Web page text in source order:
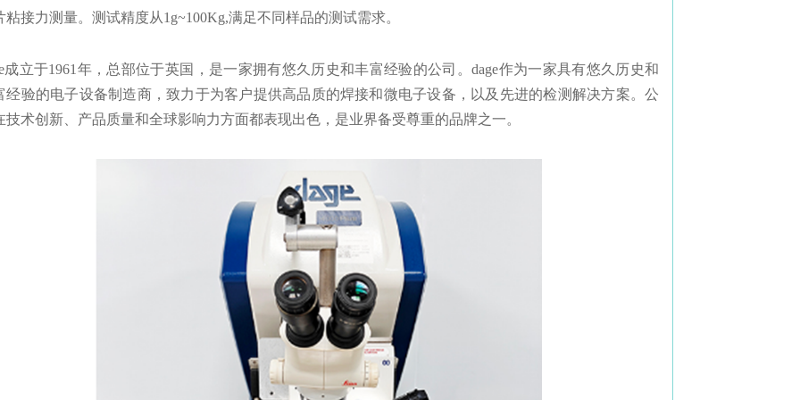
粘接力测量。测试精度从1g~100Kg,满足不同样品的测试需求。
成立于1961年，总部位于英国，是一家拥有悠久历史和丰富经验的公司。dage作为一家具有悠久历史和
经验的电子设备制造商，致力于为客户提供高品质的焊接和微电子设备，以及先进的检测解决方案。公
技术创新、产品质量和全球影响力方面都表现出色，是业界备受尊重的品牌之一。